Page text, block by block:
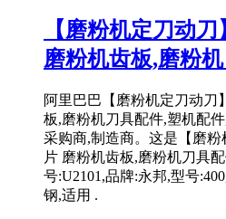
【磨粉机定刀动
磨粉机齿板,磨粉机
阿里巴巴【磨粉机定刀动刀
板,磨粉机刀具配件,塑机配
采购商,制造商。这是【磨
片 磨粉机齿板,磨粉机刀具
号:U2101,品牌:永邦,型号
钢,适用 .